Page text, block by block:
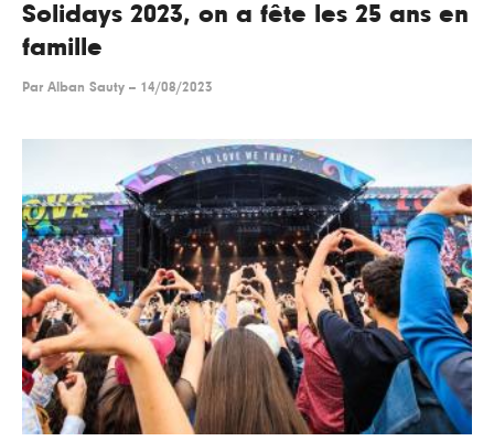
Solidays 2023, on a fête les 25 ans en
famille
Par Alban Sauty -- 14/08/2023